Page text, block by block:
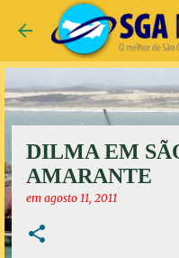
Pular para
DILMA EM
AMARANTE
em agosto 11, 2011